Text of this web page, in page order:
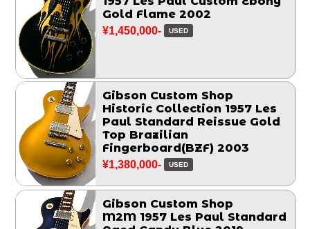
Gold Flame 2002
¥1,450,000- USED
Gibson Custom Shop
Historic Collection 1957 Les
Paul Standard Reissue Gold
Top Brazilian
Fingerboard(BZF) 2003
¥1,380,000- USED
Gibson Custom Shop
M2M 1957 Les Paul Standard